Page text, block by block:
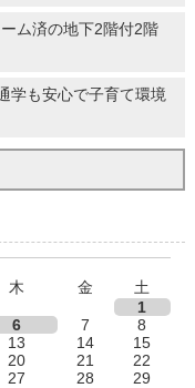
ム済の地下2階付2階
学も安心で子育て環境
木 金
土
1
6 7
8
13 14
15
20 21
22
27 28
29